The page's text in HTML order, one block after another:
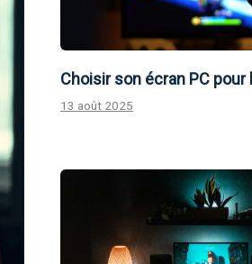
Choisir son écran PC pour
13 août 2025